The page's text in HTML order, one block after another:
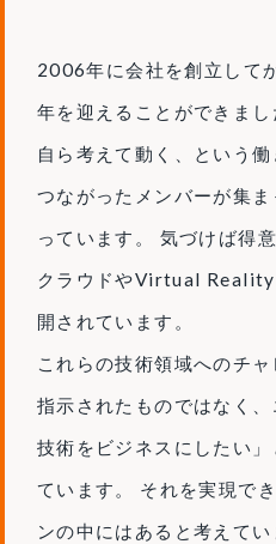
2006年に会社を創立して
年を迎えることができまし
自ら考えて動く、という
つながったメンバーが集
っています。 気づけば得
クラウドやVirtual Reality
開されています。
これらの技術領域へのチ
指示されたものではなく
技術をビジネスにしたい
ています。 それを実現で
ンの中にはあると考えてい